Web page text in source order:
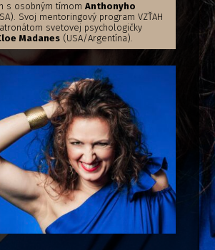
s osobným tímom Anthonyho
Svoj mentoringový program VZŤAH
svetovej psychologičky
Madanes(USA/Argentína).